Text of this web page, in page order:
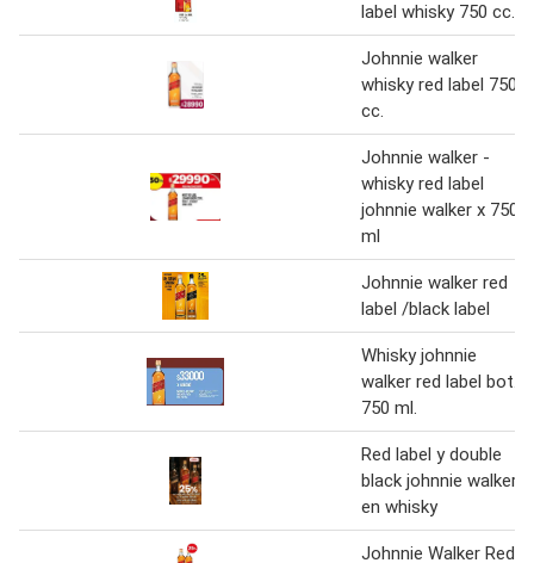
label whisky 750 cc.
Johnnie walker
whisky red label 750
cc.
Johnnie walker -
whisky red label
johnnie walker x 750
ml
Johnnie walker red
label /black label
Whisky johnnie
walker red label bot.
750 ml.
Red label y double
black johnnie walker
en whisky
Johnnie Walker Red